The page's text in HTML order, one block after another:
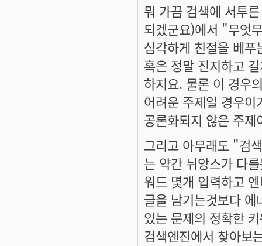
뭐 가끔 검색에 서투
되겠군요)에서 "무엇
심각하게 친절을 베
혹은 정말 진지하고
하지요. 물론 이 경우
어려운 주제일 경우
공론화되지 않은 주
그리고 아무래도 "검
는 약간 뉘앙스가 다
워드 몇개 입력하고
글을 남기는것보다
있는 문제의 정확한
검색엔진에서 찾아보